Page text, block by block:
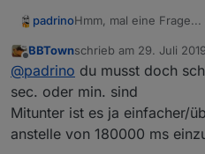
padrinoHmm, mal eine Frage...
Wäre es nicht sinnvoll,
intervallen das "ms"
(also, wie rechts in
Oder muss man das
intern doch wieder auf
Offline
BBTownschrieb am 29. Juli
zuletzt editiert von
@padrino du musst doch
sec. oder min. sind
Mitunter ist es ja einfacher/
anstelle von 180000 ms